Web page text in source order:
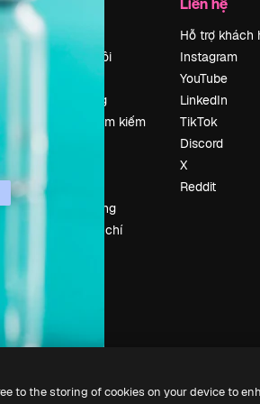
Bảng giá
Về chúng tôi
Tuyển dụng
Xu hướng tìm kiếm
Blog
Slidesgo
Bán nội dung
Phòng báo chí
Hỗ trợ khách
Instagram
YouTube
LinkedIn
TikTok
Discord
X
Reddit
to the storing of cookies on your device to